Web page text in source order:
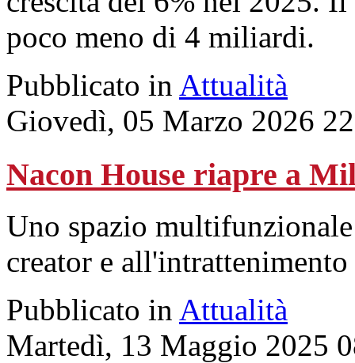
poco meno di 4 miliardi.
Pubblicato in Attualità
Giovedì, 05 Marzo 2026
Nacon House riapre a
Uno spazio
creator e
Pubblicato in Attualità
Martedì, 13 Maggio 2025